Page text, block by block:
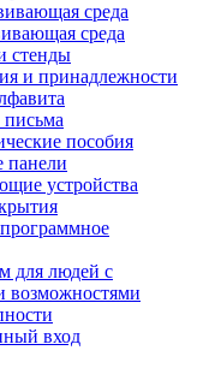
среда
среда
стенды
и принадлежности
письма
пособия
панели
устройства
для людей с
возможностями
вход